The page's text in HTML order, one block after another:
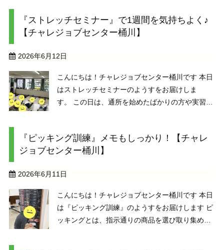
めての方がいても分かりやすく説明 ...
『ストレッチセミナー』で1週間を気持ちよく♪
【チャレジョブセンター桶川】
2026年6月12日
こんにちは！チャレジョブセンター桶川です 本日
はストレッチセミナーのようすをお届けしま
す。 この日は、通所を始めたばかりの方や実習生
トレッチとなりました ストレッ ...
『ピッキング訓練』メモもしっかり！【チャレ
ジョブセンター桶川】
2026年6月11日
こんにちは！チャレジョブセンター桶川です 本日
は『ピッキング訓練』のようすをお届けします ピ
ッキングとは、指示通りの商品を選び取り集める